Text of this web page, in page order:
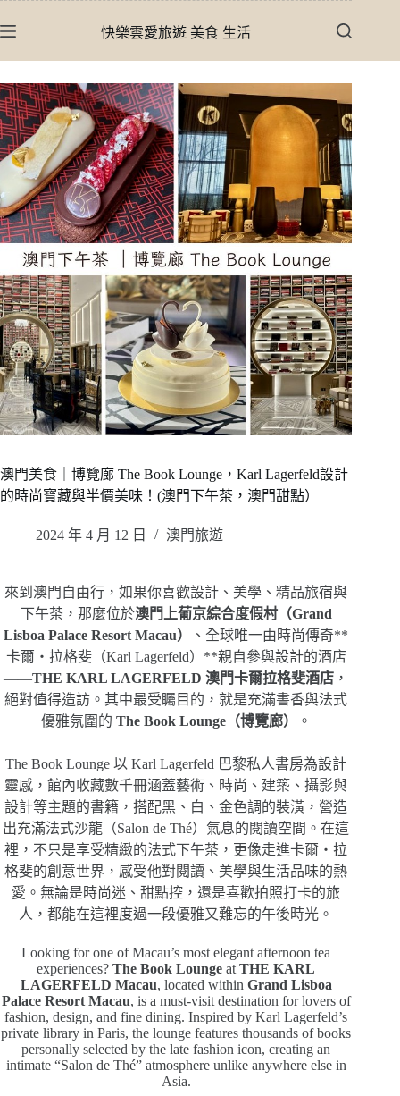
至
內
容
快樂雲愛旅遊 美食 生活
澳門美食｜博覽廊 The Book Lounge，Karl Lagerfeld設計
的時尚寶藏與半價美味！(澳門下午茶，澳門甜點）
2024 年 4 月 12 日 澳門旅遊
來到澳門自由行，如果你喜歡設計、美學、精品旅宿與
下午茶，那麼位於澳門上葡京綜合度假村（Grand
Lisboa Palace Resort Macau）
、全球唯一由時尚傳奇**
卡爾・拉格斐（Karl Lagerfeld）**親自參與設計的酒店
——THE KARL LAGERFELD 澳門卡爾拉格斐酒店 ，
絕對值得造訪。其中最受矚目的，就是充滿書香與法式
優雅氛圍的 The Book Lounge（博覽廊） 。
The Book Lounge 以 Karl Lagerfeld 巴黎私人書房為設計
靈感，館內收藏數千冊涵蓋藝術、時尚、建築、攝影與
設計等主題的書籍，搭配黑、白、金色調的裝潢，營造
出充滿法式沙龍（Salon de Thé）氣息的閱讀空間。在這
裡，不只是享受精緻的法式下午茶，更像走進卡爾・拉
格斐的創意世界，感受他對閱讀、美學與生活品味的熱
愛。無論是時尚迷、甜點控，還是喜歡拍照打卡的旅
人，都能在這裡度過一段優雅又難忘的午後時光。
Looking for one of Macau’s most elegant afternoon tea
experiences?The Book Lounge atTHE KARL
LAGERFELD Macau, located within Grand Lisboa
Palace Resort Macau, is a must-visit destination for lovers of
fashion, design, and fine dining. Inspired by Karl Lagerfeld’s
private library in Paris, the lounge features thousands of books
personally selected by the late fashion icon, creating an
intimate “Salon de Thé” atmosphere unlike anywhere else in
Asia.